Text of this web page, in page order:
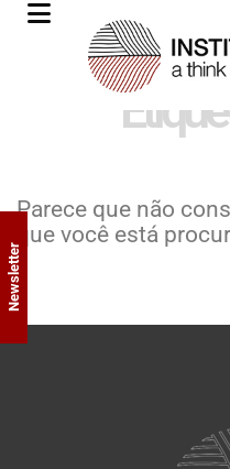
Parece que não
que você está
Newsletter